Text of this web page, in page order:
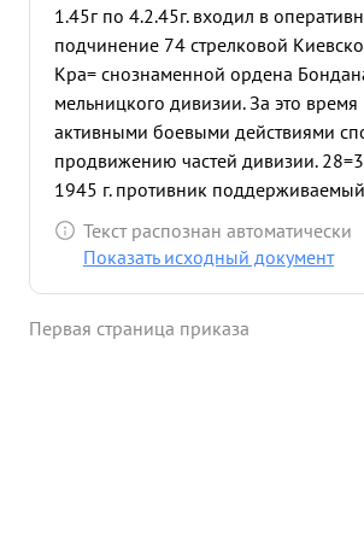
1.45г по 4.2.45г. входил в
подчинение 74 стрелковой
Кра= снознаменной ордена
мельницкого дивизии. За это
активными боевыми действиями
продвижению частей дивизии.
1945 г. противник
неоднократно переходил в
Благодаря стойкости экипажей "СУ"
наступления с 27.1.45.по 3.2.45.
сожжено 7
Текст распознан автоматически
Показать исходный документ
Первая страница приказа